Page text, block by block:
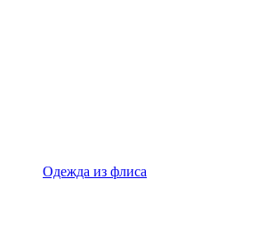
Одежда из флиса